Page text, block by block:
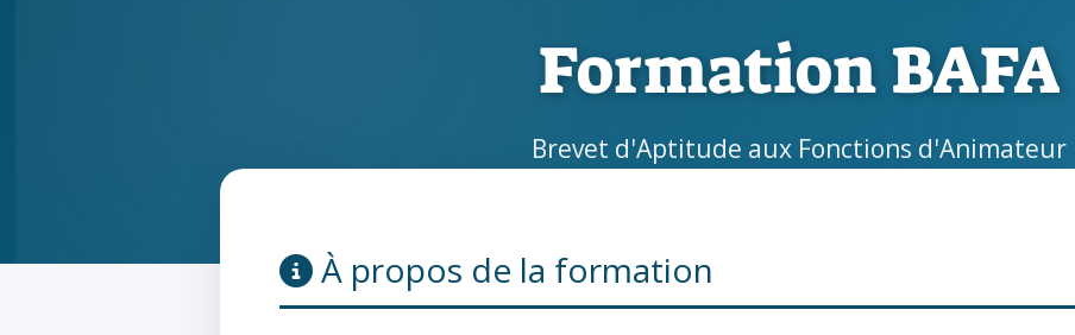
Formation BAFA
Brevet d'Aptitude aux Fonctions d'Animateur
À propos de la formation